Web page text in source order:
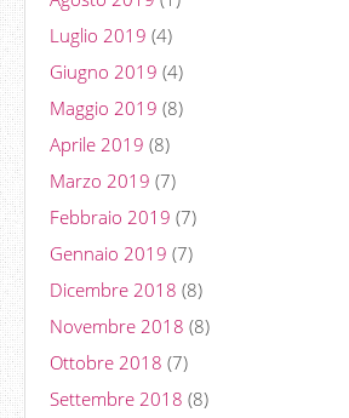
Luglio 2019 (4)
Giugno 2019 (4)
Maggio 2019 (8)
Aprile 2019 (8)
Marzo 2019 (7)
Febbraio 2019 (7)
Gennaio 2019 (7)
Dicembre 2018 (8)
Novembre 2018 (8)
Ottobre 2018 (7)
Settembre 2018 (8)